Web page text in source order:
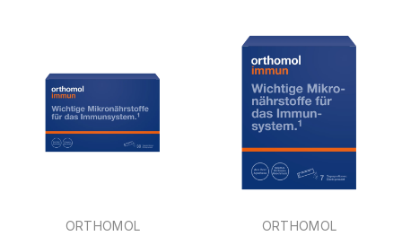
ORTHOMOL ORTHOMOL